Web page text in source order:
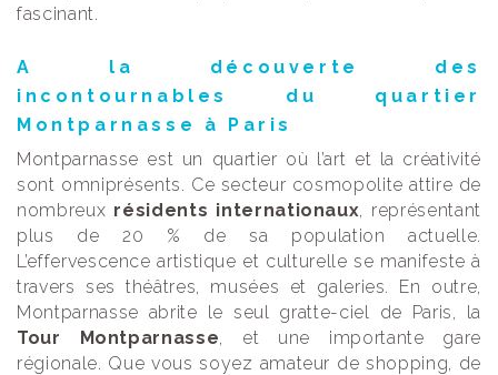
fascinant.
A la découverte des
incontournables du quartier
Montparnasse à Paris
Montparnasse est un quartier où l’art et la créativité
sont omniprésents. Ce secteur cosmopolite attire de
nombreux résidents internationaux , représentant
plus de 20 % de sa population actuelle.
L’effervescence artistique et culturelle se manifeste à
travers ses théâtres, musées et galeries. En outre,
Montparnasse abrite le seul gratte-ciel de Paris, la
Tour Montparnasse , et une importante gare
régionale. Que vous soyez amateur de shopping, de